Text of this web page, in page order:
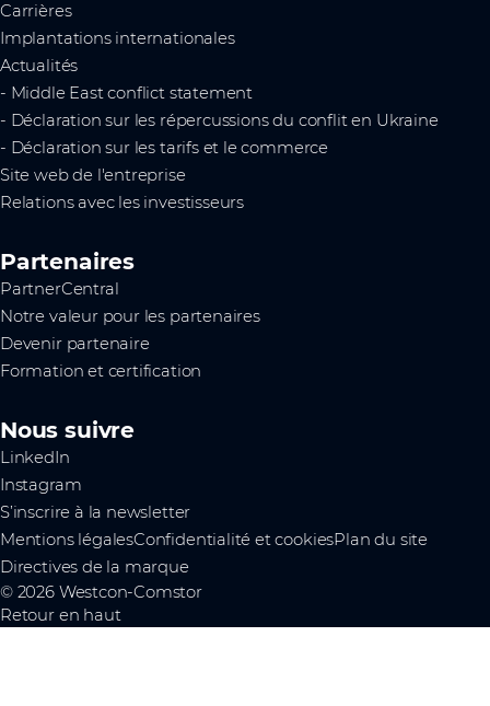
Carrières
Implantations internationales
Actualités
- Middle East conflict statement
- Déclaration sur les répercussions du conflit en Ukraine
- Déclaration sur les tarifs et le commerce
Site web de l'entreprise
Relations avec les investisseurs
Partenaires
PartnerCentral
Notre valeur pour les partenaires
Devenir partenaire
Formation et certification
Nous suivre
LinkedIn
Instagram
S’inscrire à la newsletter
Mentions légalesConfidentialité et cookiesPlan du site
Directives de la marque
© 2026 Westcon-Comstor
Retour en haut